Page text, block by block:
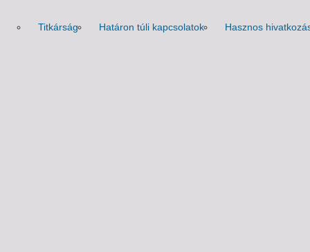
Titkárság Határon túli kapcsolatok Hasznos